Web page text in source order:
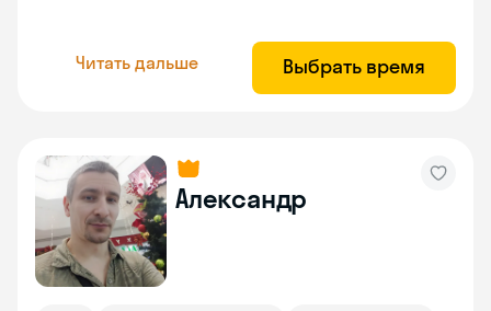
Читать дальше Выбрать время
Александр